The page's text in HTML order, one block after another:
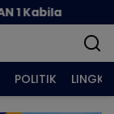
Rizal Agu
POLITIK